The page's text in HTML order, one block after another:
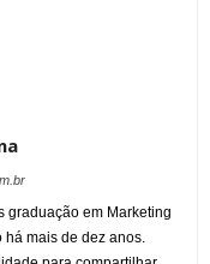
graduação em Marketing
há mais de dez anos.